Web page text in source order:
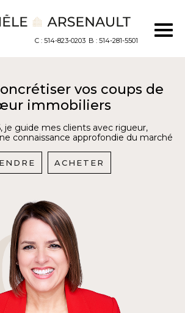
C : 514-823-0203 B : 514-281-5501
vos coups de
immobiliers
je guide mes clients avec rigueur,
connaissance approfondie du marché
ACHETER